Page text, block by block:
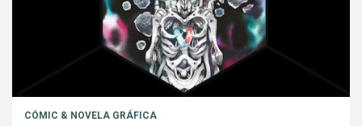
CÓMIC & NOVELA GRÁFICA